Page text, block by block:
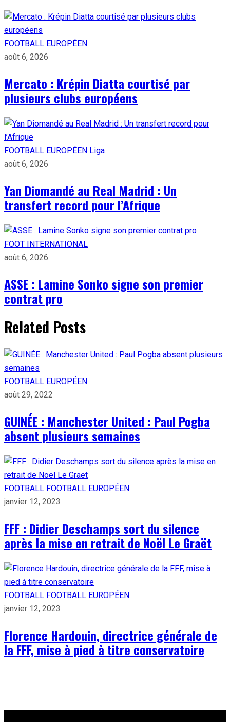
FOOTBALL EUROPÉEN
août 6, 2026
Mercato : Krépin Diatta courtisé par
plusieurs clubs européens
FOOTBALL EUROPÉEN Liga
août 6, 2026
Yan Diomandé au Real Madrid : Un
transfert record pour l’Afrique
FOOT INTERNATIONAL
août 6, 2026
ASSE : Lamine Sonko signe son premier
contrat pro
Related Posts
FOOTBALL EUROPÉEN
août 29, 2022
GUINÉE : Manchester United : Paul Pogba
absent plusieurs semaines
FOOTBALL FOOTBALL EUROPÉEN
janvier 12, 2023
FFF : Didier Deschamps sort du silence
après la mise en retrait de Noël Le Graët
FOOTBALL FOOTBALL EUROPÉEN
janvier 12, 2023
Florence Hardouin, directrice générale de
la FFF, mise à pied à titre conservatoire